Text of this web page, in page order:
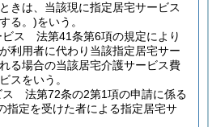
きは、当該現に指定居宅サービス
る。)をいう。
ビス 法第41条第6項の規定により
利用者に代わり当該指定居宅サー
る場合の当該居宅介護サービス費
スをいう。
ス 法第72条の2第1項の申請に係る
指定を受けた者による指定居宅サ